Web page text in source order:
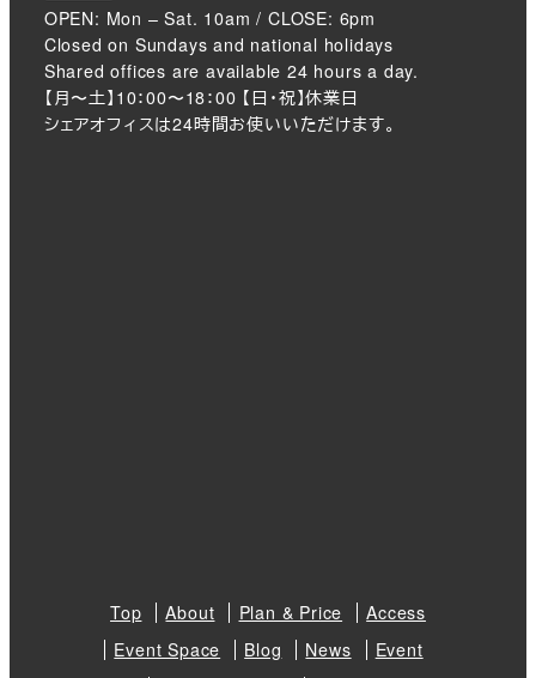
OPEN: Mon – Sat. 10am / CLOSE: 6pm
Closed on Sundays and national holidays
Shared offices are available 24 hours a day.
【月〜土】10：00〜18：00 【日・祝】休業日
シェアオフィスは24時間お使いいただけます。
Top About Plan & Price
Access
Event Space
Blog News
Event